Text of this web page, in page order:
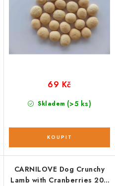
Skladem (>5 ks)
69 Kč
CARNILOVE Dog Crunchy
Lamb with Cranberries 200